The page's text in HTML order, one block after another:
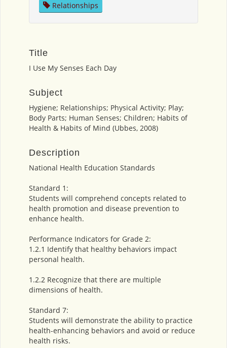
Relationships
Title
I Use My Senses Each Day
Subject
Hygiene; Relationships; Physical Activity; Play;
Body Parts; Human Senses; Children; Habits of
Health & Habits of Mind (Ubbes, 2008)
Description
National Health Education Standards
Standard 1:
Students will comprehend concepts related to
health promotion and disease prevention to
enhance health.
Performance Indicators for Grade 2:
1.2.1 Identify that healthy behaviors impact
personal health.
1.2.2 Recognize that there are multiple
dimensions of health.
Standard 7:
Students will demonstrate the ability to practice
health-enhancing behaviors and avoid or reduce
health risks.